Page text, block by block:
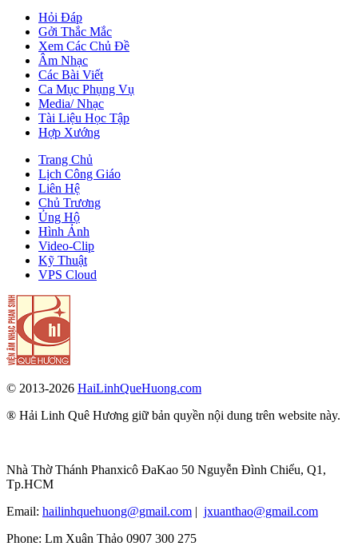
Hỏi Đáp
Gởi Thắc Mắc
Xem Các Chủ Đề
Âm Nhạc
Các Bài Viết
Ca Mục Phụng Vụ
Media/ Nhạc
Tài Liệu Học Tập
Hợp Xướng
Trang Chủ
Lịch Công Giáo
Liên Hệ
Chủ Trương
Ủng Hộ
Hình Ảnh
Video-Clip
Kỹ Thuật
VPS Cloud
© 2013-2026 HaiLinhQueHuong.com
® Hải Linh Quê Hương giữ bản quyền nội dung trên website này.
Nhà Thờ Thánh Phanxicô ĐaKao 50 Nguyễn Đình Chiểu, Q1,
Tp.HCM
Email: hailinhquehuong@gmail.com | jxuanthao@gmail.com
Phone: Lm Xuân Thảo 0907 300 275